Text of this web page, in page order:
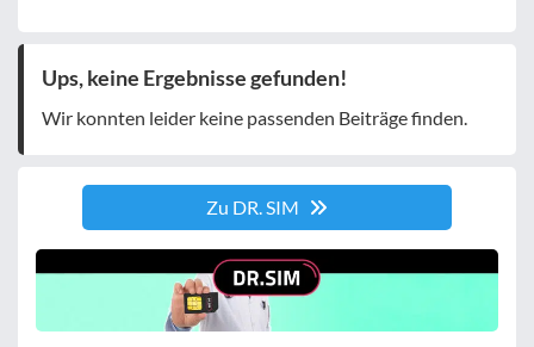
Ups, keine Ergebnisse gefunden!
Wir konnten leider keine passenden Beiträge finden.
Zu DR. SIM